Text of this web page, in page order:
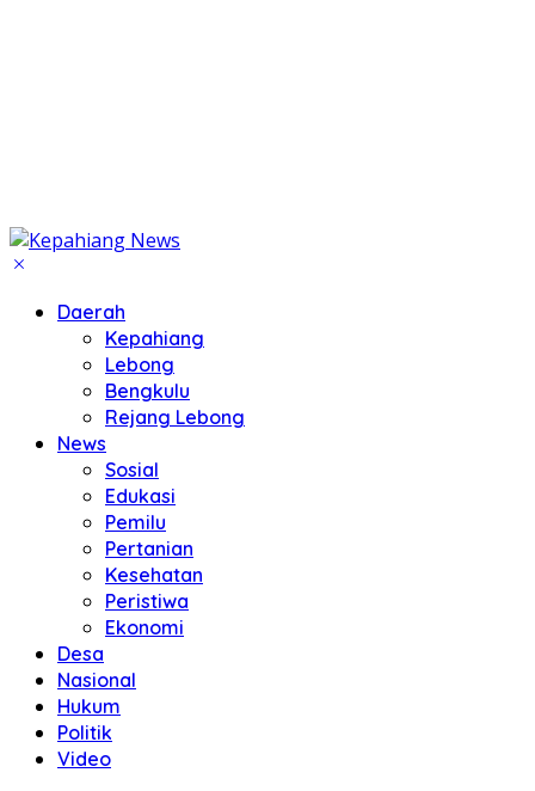
Daerah
Kepahiang
Lebong
Bengkulu
Rejang Lebong
News
Sosial
Edukasi
Pemilu
Pertanian
Kesehatan
Peristiwa
Ekonomi
Desa
Nasional
Hukum
Politik
Video